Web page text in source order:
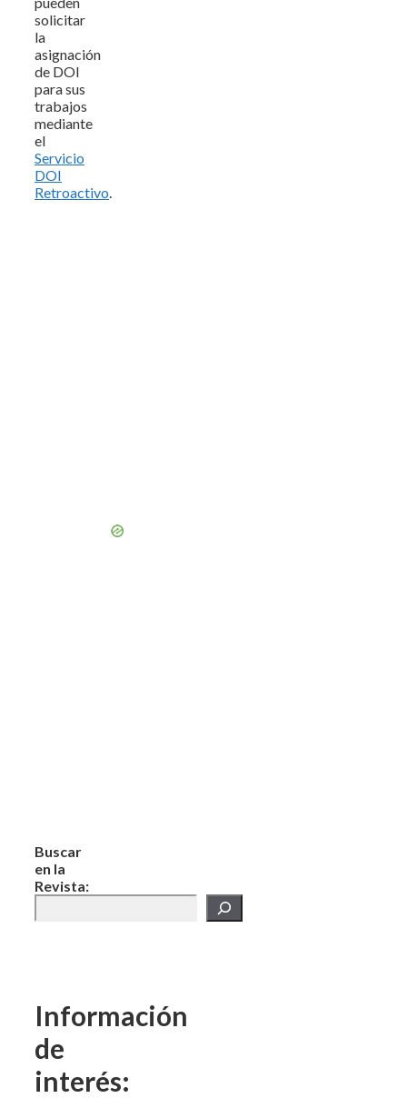
solicitar
la
asignación
de DOI
para sus
trabajos
mediante
el
Servicio
DOI
Retroactivo
Buscar
en la
Revista:
Información
de
interés: